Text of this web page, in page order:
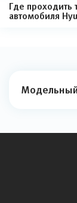
Где проходить
автомобиля